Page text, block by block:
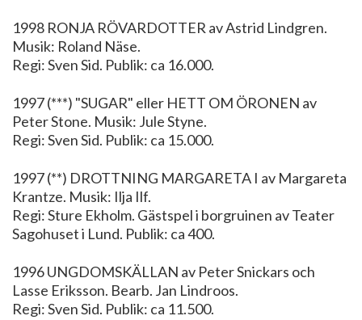
1998 RONJA RÖVARDOTTER av Astrid Lindgren.
Musik: Roland Näse.
Regi: Sven Sid. Publik: ca 16.000.
1997 (***) "SUGAR" eller HETT OM ÖRONEN av
Peter Stone. Musik: Jule Styne.
Regi: Sven Sid. Publik: ca 15.000.
1997 (**) DROTTNING MARGARETA I av Margareta
Krantze. Musik: Ilja Ilf.
Regi: Sture Ekholm. Gästspel i borgruinen av Teater
Sagohuset i Lund. Publik: ca 400.
1996 UNGDOMSKÄLLAN av Peter Snickars och
Lasse Eriksson. Bearb. Jan Lindroos.
Regi: Sven Sid. Publik: ca 11.500.